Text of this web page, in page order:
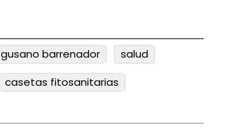
gusano barrenador
salud
casetas fitosanitarias